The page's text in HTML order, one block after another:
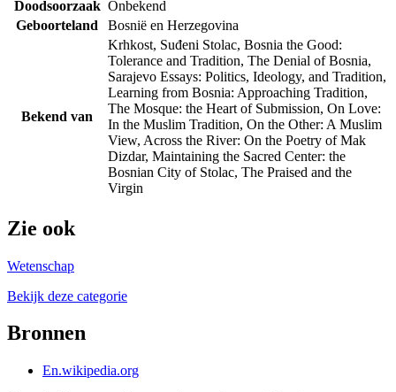
Doodsoorzaak Onbekend
Geboorteland
Bosnië en Herzegovina
Bekend van
Krhkost, Suđeni Stolac, Bosnia the Good:
Tolerance and Tradition, The Denial of Bosnia,
Sarajevo Essays: Politics, Ideology, and Tradition,
Learning from Bosnia: Approaching Tradition,
The Mosque: the Heart of Submission, On Love:
In the Muslim Tradition, On the Other: A Muslim
View, Across the River: On the Poetry of Mak
Dizdar, Maintaining the Sacred Center: the
Bosnian City of Stolac, The Praised and the
Virgin
Zie ook
Wetenschap
Bekijk deze categorie
Bronnen
En.wikipedia.org